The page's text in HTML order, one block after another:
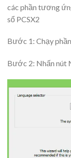
các phần tương
sổ PCSX2
Bước 1: Chạy
Bước 2: Nhấn nút